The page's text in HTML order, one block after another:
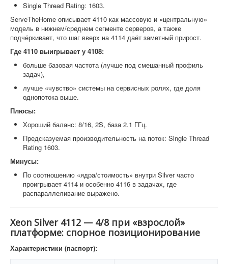
Single Thread Rating: 1603.
ServeTheHome описывает 4110 как массовую и «центральную»
модель в нижнем/среднем сегменте серверов, а также
подчёркивает, что шаг вверх на 4114 даёт заметный прирост.
Где 4110 выигрывает у 4108:
больше базовая частота (лучше под смешанный профиль
задач),
лучше «чувство» системы на сервисных ролях, где доля
однопотока выше.
Плюсы:
Хороший баланс: 8/16, 2S, база 2.1 ГГц.
Предсказуемая производительность на поток: Single Thread
Rating 1603.
Минусы:
По соотношению «ядра/стоимость» внутри Silver часто
проигрывает 4114 и особенно 4116 в задачах, где
распараллеливание выражено.
Xeon Silver 4112 — 4/8 при «взрослой»
платформе: спорное позиционирование
Характеристики (паспорт):